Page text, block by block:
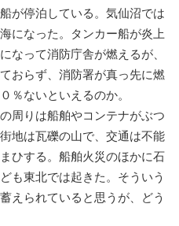
が停泊している。気仙沼では
になった。タンカー船が炎上
なって消防庁舎が燃えるが、
おらず、消防署が真っ先に燃
％ないといえるのか。
周りは船舶やコンテナがぶつ
地は瓦礫の山で、交通は不能
ひする。船舶火災のほかに石
も東北では起きた。そういう
えられていると思うが、どう